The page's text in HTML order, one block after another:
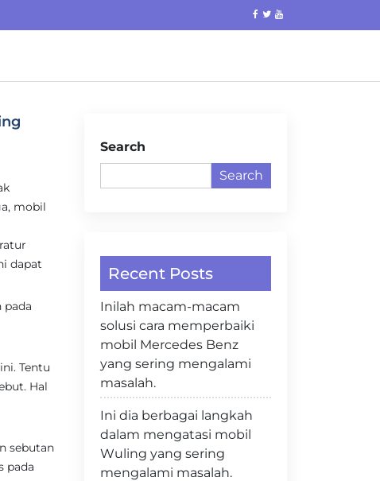
mobil
dapat
pada
Tentu
Hal
sebutan
pada
Search
Search
Recent Posts
Inilah macam-macam
solusi cara memperbaiki
mobil Mercedes Benz
yang sering mengalami
masalah.
Ini dia berbagai langkah
dalam mengatasi mobil
Wuling yang sering
mengalami masalah.